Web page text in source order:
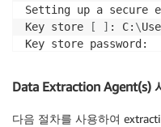
Setting up a secure
Key store
[ ] : C: \
Key store password:
Trust store [ ]: C:\
Trust store password:
Data Extraction Agent(s)
다음 절차를 사용하여